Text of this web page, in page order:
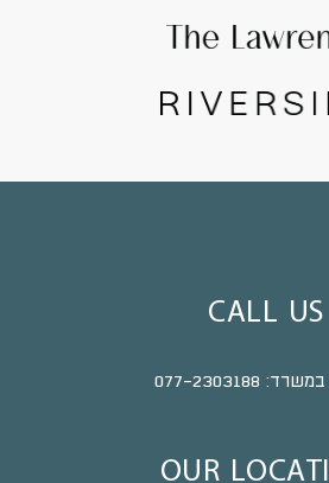
CALL US
במשרד: 077-2303188
OUR